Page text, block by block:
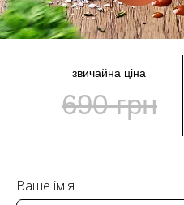
звичайна ціна
690 грн
Ваше ім'я